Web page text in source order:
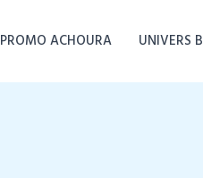
PROMO ACHOURA UNIVERS